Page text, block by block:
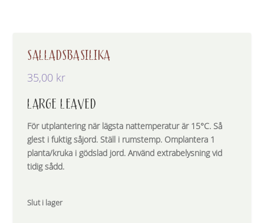
SALLADSBASILIKA
35,00 kr
LARGE LEAVED
För utplantering när lägsta nattemperatur är 15°C. Så
glest i fuktig såjord. Ställ i rumstemp. Omplantera 1
planta/kruka i gödslad jord. Använd extrabelysning vid
tidig sådd.
Slut i lager